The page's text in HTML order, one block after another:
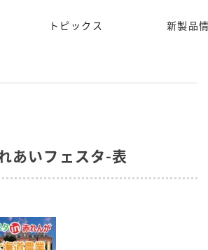
トピックス
新製品
あいフェスタ-表